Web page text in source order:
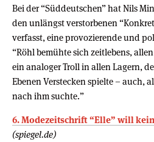
Bei der “Süddeutschen” hat Nils
den unlängst verstorbenen
verfasst, eine provozierende und
“Röhl bemühte sich zeitlebens,
ein analoger Troll in allen Lagern,
Ebenen Verstecken spielte – auch,
nach ihm suchte.”
6. Modezeitschrift “Elle” will
(spiegel.de)